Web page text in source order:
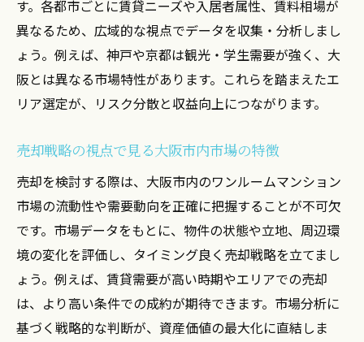
賃貸経営成功のための市場動向チェックポ
イント
売却を見据えた空室率低減の実践ノウハウ
ワンルームマンション投資で失敗しない秘
賃貸需要の調べ方とエリア選定の秘訣
大阪市内ワンルーム賃貸需要の調査手法
神戸・京都市内で需要を見極めるポイント
エリア選定で重視すべき賃貸需要データの
活用
賃貸需要調べ方とワンルーム投資の関連性
市場情報から読み解くエリア別収益性の違
す。各都市ごとに賃貸ニーズや入居者属性、賃料相場が
異なるため、広域的な視点でデータを収集・分析しまし
ょう。例えば、神戸や京都は観光・学生需要が強く、大
阪とは異なる市場特性があります。これらを踏まえたエ
リア選定が、リスク分散と収益向上につながります。
売却戦略の視点で見る大阪市内市場の特徴
売却を検討する際は、大阪市内のワンルームマンション
市場の流動性や需要動向を正確に把握することが不可欠
です。市場データをもとに、物件の状態や立地、周辺環
境の変化を評価し、タイミング良く売却戦略を立てまし
ょう。例えば、賃貸需要が高い時期やエリアでの売却
は、より高い条件での成約が期待できます。市場分析に
基づく戦略的な判断が、資産価値の最大化に直結しま